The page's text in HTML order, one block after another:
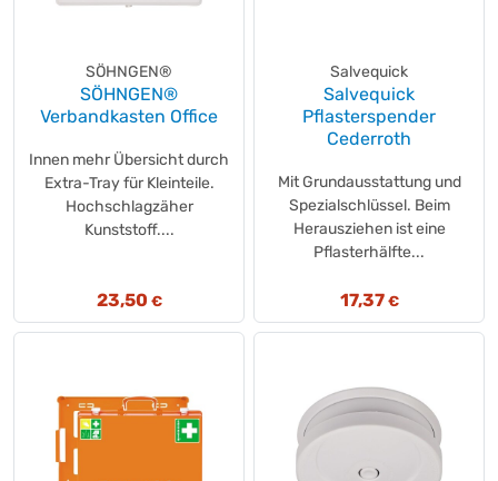
SÖHNGEN®
SÖHNGEN®
Verbandkasten Office
Innen mehr Übersicht durch
Extra-Tray für Kleinteile.
Hochschlagzäher
Kunststoff....
23,50 €
Salvequick
Salvequick
Pflasterspender
Cederroth
Mit Grundausstattung und
Spezialschlüssel. Beim
Herausziehen ist eine
Pflasterhälfte...
17,37€